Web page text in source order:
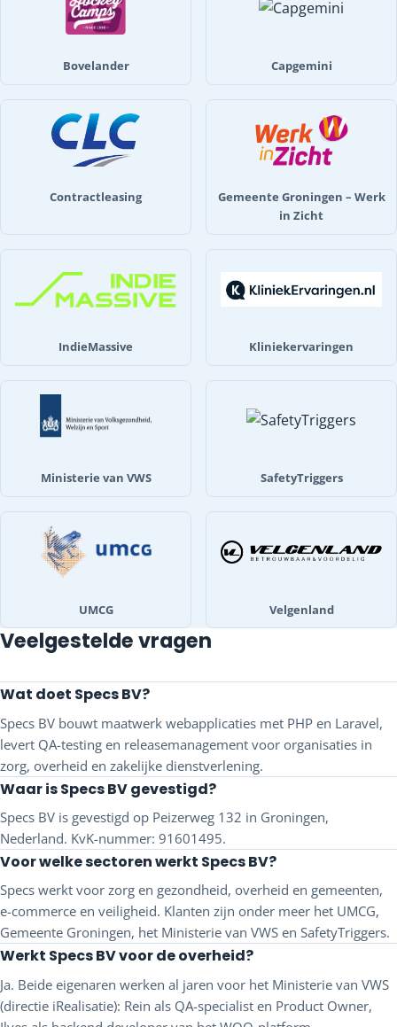
Bovelander Capgemini
Contractleasing
Gemeente Groningen – Werk
in Zicht
IndieMassive Kliniekervaringen
Ministerie van VWS SafetyTriggers
UMCG Velgenland
Veelgestelde vragen
Wat doet Specs BV?
Specs BV bouwt maatwerk webapplicaties met PHP en Laravel,
levert QA-testing en releasemanagement voor organisaties in
zorg, overheid en zakelijke dienstverlening.
Waar is Specs BV gevestigd?
Specs BV is gevestigd op Peizerweg 132 in Groningen,
Nederland. KvK-nummer: 91601495.
Voor welke sectoren werkt Specs BV?
Specs werkt voor zorg en gezondheid, overheid en gemeenten,
e-commerce en veiligheid. Klanten zijn onder meer het UMCG,
Gemeente Groningen, het Ministerie van VWS en SafetyTriggers.
Werkt Specs BV voor de overheid?
Ja. Beide eigenaren werken al jaren voor het Ministerie van VWS
(directie iRealisatie): Rein als QA-specialist en Product Owner,